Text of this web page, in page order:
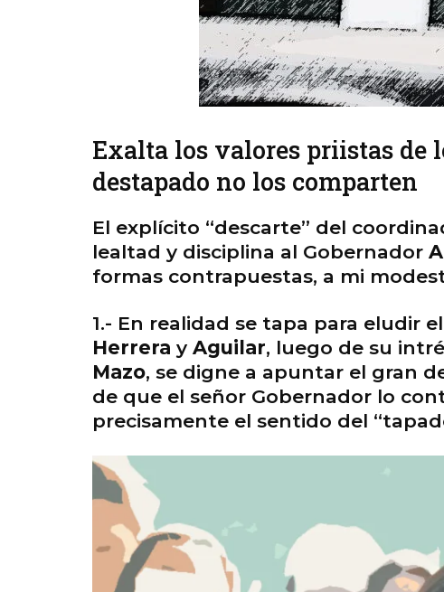
Exalta los valores priistas de
destapado no los comparten
El explícito “descarte” del
lealtad y disciplina al Gobernador
formas contrapuestas, a mi
1.- En realidad se tapa para eludir
Herrera y Aguilar, luego de su
Mazo, se digne a apuntar el gran
de que el señor Gobernador lo
precisamente el sentido del